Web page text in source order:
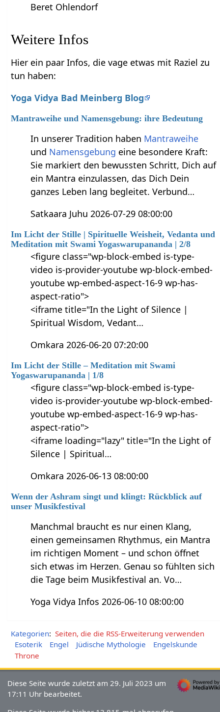
Beret Ohlendorf
Weitere Infos
Hier ein paar Infos, die vage etwas mit Raziel zu
tun haben:
Yoga Vidya Bad Meinberg Blog
Mantraweihe und Namensgebung: ihre Bedeutung
In unserer Tradition haben Mantraweihe
und Namensgebung eine besondere Kraft:
Sie markiert den bewussten Schritt, Dich auf
ein Mantra einzulassen, das Dich Dein
ganzes Leben lang begleitet. Verbund…
Satkaara Juhu 2026-07-29 08:00:00
Im Licht der Stille | Spirituelle Weisheit, Vedanta und
Meditation mit Swami Yogaswarupananda | 2/8
<figure class="wp-block-embed is-type-
video is-provider-youtube wp-block-embed-
youtube wp-embed-aspect-16-9 wp-has-
aspect-ratio">
<iframe title="In the Light of Silence |
Spiritual Wisdom, Vedant…
Omkara 2026-06-20 07:20:00
Im Licht der Stille – Meditation mit Swami
Yogaswarupananda | 1/8
<figure class="wp-block-embed is-type-
video is-provider-youtube wp-block-embed-
youtube wp-embed-aspect-16-9 wp-has-
aspect-ratio">
<iframe loading="lazy" title="In the Light of
Silence | Spiritual…
Omkara 2026-06-13 08:00:00
Wenn der Ashram singt und klingt: Rückblick auf
unser Musikfestival
Manchmal braucht es nur einen Klang,
einen gemeinsamen Rhythmus, ein Mantra
im richtigen Moment – und schon öffnet
sich etwas im Herzen. Genau so fühlten sich
die Tage beim Musikfestival an. Vo…
Yoga Vidya Infos 2026-06-10 08:00:00
Kategorien: Seiten, die die RSS-Erweiterung verwenden
Esoterik
Engel Jüdische Mythologie
Engelskunde
Throne
Diese Seite wurde zuletzt am 29. Juli 2023 um
17:11 Uhr bearbeitet.